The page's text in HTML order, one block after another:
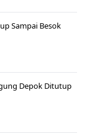
Sampai Besok
Depok Ditutup